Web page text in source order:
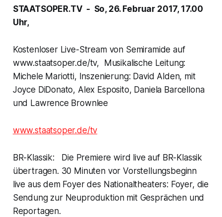
STAATSOPER.TV - So, 26. Februar 2017, 17.00
Uhr,
Kostenloser Live-Stream von Semiramide auf
www.staatsoper.de/tv, Musikalische Leitung:
Michele Mariotti, Inszenierung: David Alden, mit
Joyce DiDonato, Alex Esposito, Daniela Barcellona
und Lawrence Brownlee
www.staatsoper.de/tv
BR-Klassik: Die Premiere wird live auf BR-Klassik
übertragen. 30 Minuten vor Vorstellungsbeginn
live aus dem Foyer des Nationaltheaters: Foyer, die
Sendung zur Neuproduktion mit Gesprächen und
Reportagen.